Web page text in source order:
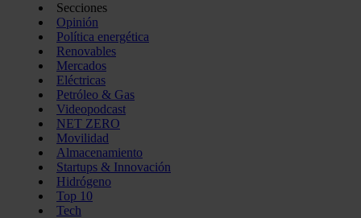
Secciones
Opinión
Política energética
Renovables
Mercados
Eléctricas
Petróleo & Gas
Videopodcast
NET ZERO
Movilidad
Almacenamiento
Startups & Innovación
Hidrógeno
Top 10
Tech